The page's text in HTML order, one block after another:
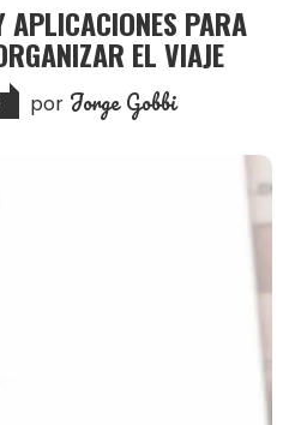
APLICACIONES PARA
EL VIAJE
por Jorge Gobbi